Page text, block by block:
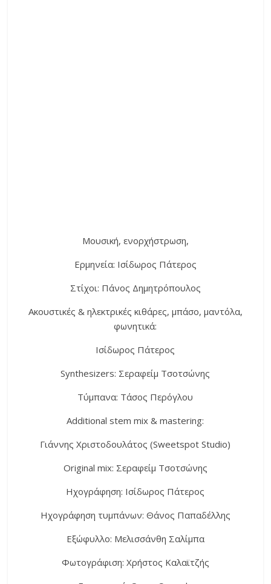
Μουσική, ενορχήστρωση,
Ερμηνεία: Ισίδωρος Πάτερος
Στίχοι: Πάνος Δημητρόπουλος
Ακουστικές & ηλεκτρικές κιθάρες, μπάσο, μαντόλα,
φωνητικά:
Ισίδωρος Πάτερος
Synthesizers: Σεραφείμ Τσοτσώνης
Τύμπανα: Τάσος Περόγλου
Additional stem mix & mastering:
Γιάννης Χριστοδουλάτος (Sweetspot Studio)
Original mix: Σεραφείμ Τσοτσώνης
Ηχογράφηση: Ισίδωρος Πάτερος
Ηχογράφηση τυμπάνων: Θάνος Παπαδέλλης
Εξώφυλλο: Μελισσάνθη Σαλίμπα
Φωτογράφιση: Χρήστος Καλαϊτζής